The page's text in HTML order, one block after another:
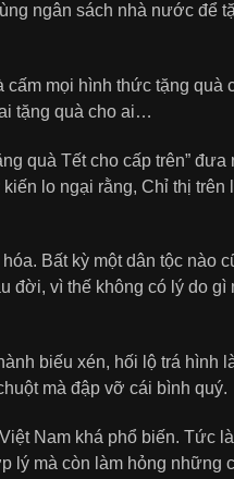
ngân sách nhà nước để
mọi hình thức tặng quà
tặng quà cho ai…
quà Tết cho cấp trên”
lo ngại rằng, Chỉ thị trên
Bất kỳ một dân tộc nào
đời, vì thế không có lý do
biếu xén, hối lộ trá
mà đập vỡ cái bình quý.
Nam khá phổ biến. Tức
lý mà còn làm hỏng những